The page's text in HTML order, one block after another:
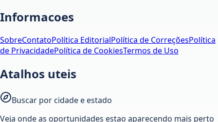
Informacoes
SobreContatoPolítica EditorialPolítica de CorreçõesPolítica
de PrivacidadePolítica de CookiesTermos de Uso
Atalhos uteis
Buscar por cidade e estado
Veja onde as oportunidades estao aparecendo mais perto